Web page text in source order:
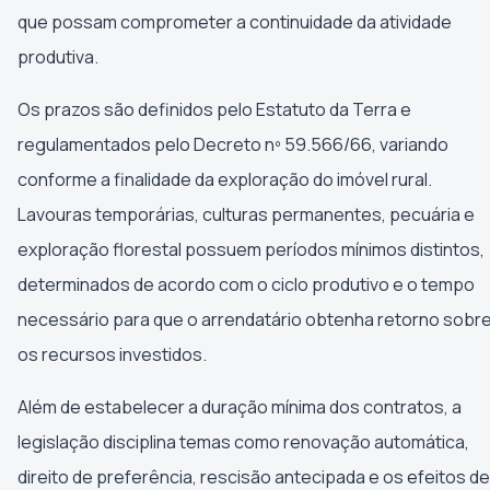
que possam comprometer a continuidade da atividade
produtiva.
Os prazos são definidos pelo Estatuto da Terra e
regulamentados pelo Decreto nº 59.566/66, variando
conforme a finalidade da exploração do imóvel rural.
Lavouras temporárias, culturas permanentes, pecuária e
exploração florestal possuem períodos mínimos distintos,
determinados de acordo com o ciclo produtivo e o tempo
necessário para que o arrendatário obtenha retorno
os recursos investidos.
Além de estabelecer a duração mínima dos contratos, a
legislação disciplina temas como renovação automática,
direito de preferência, rescisão antecipada e os efeitos de